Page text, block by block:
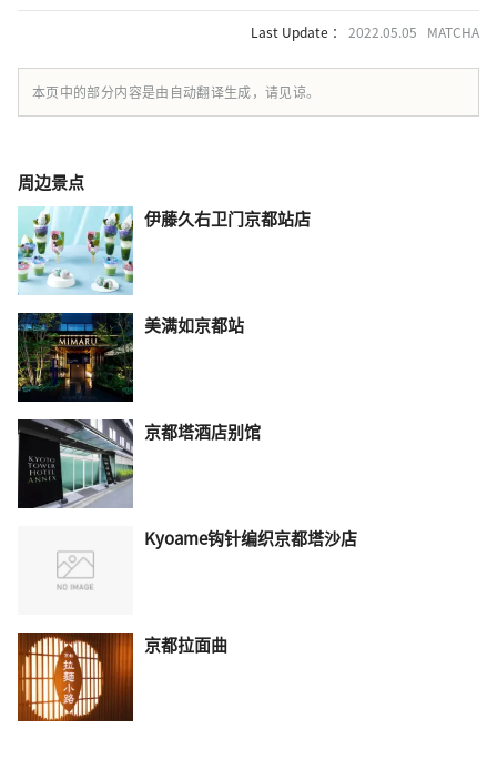
Last Update ： 2022.05.05 MATCHA
本页中的部分内容是由自动翻译生成，请见谅。
周边景点
伊藤久右卫门京都站店
美满如京都站
京都塔酒店别馆
Kyoame钩针编织京都塔沙店
京都拉面曲